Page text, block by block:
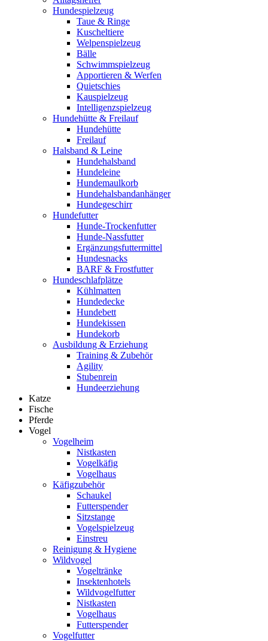
Hundespielzeug
Taue & Ringe
Kuscheltiere
Welpenspielzeug
Bälle
Schwimmspielzeug
Apportieren & Werfen
Quietschies
Kauspielzeug
Intelligenzspielzeug
Hundehütte & Freilauf
Hundehütte
Freilauf
Halsband & Leine
Hundehalsband
Hundeleine
Hundemaulkorb
Hundehalsbandanhänger
Hundegeschirr
Hundefutter
Hunde-Trockenfutter
Hunde-Nassfutter
Ergänzungsfuttermittel
Hundesnacks
BARF & Frostfutter
Hundeschlafplätze
Kühlmatten
Hundedecke
Hundebett
Hundekissen
Hundekorb
Ausbildung & Erziehung
Training & Zubehör
Agility
Stubenrein
Hundeerziehung
Katze
Fische
Pferde
Vogel
Vogelheim
Nistkasten
Vogelkäfig
Vogelhaus
Käfigzubehör
Schaukel
Futterspender
Sitzstange
Vogelspielzeug
Einstreu
Reinigung & Hygiene
Wildvogel
Vogeltränke
Insektenhotels
Wildvogelfutter
Nistkasten
Vogelhaus
Futterspender
Vogelfutter